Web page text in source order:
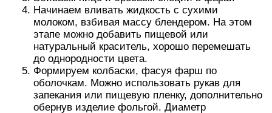
Начинаем вливать жидкость с сухими
молоком, взбивая массу блендером. На этом
этапе можно добавить пищевой или
натуральный краситель, хорошо перемешать
до однородности цвета.
Формируем колбаски, фасуя фарш по
оболочкам. Можно использовать рукав для
запекания или пищевую пленку, дополнительно
обернув изделие фольгой. Диаметр